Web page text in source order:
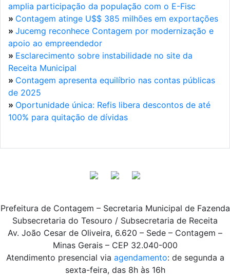
amplia participação da população com o E-Fisc
» Contagem atinge U$$ 385 milhões em exportações
» Jucemg reconhece Contagem por modernização e
apoio ao empreendedor
» Esclarecimento sobre instabilidade no site da
Receita Municipal
» Contagem apresenta equilíbrio nas contas públicas
de 2025
» Oportunidade única: Refis libera descontos de até
100% para quitação de dívidas
Prefeitura de Contagem – Secretaria Municipal de Fazenda
Subsecretaria do Tesouro / Subsecretaria de Receita
Av. João Cesar de Oliveira, 6.620 – Sede – Contagem –
Minas Gerais – CEP 32.040-000
Atendimento presencial via agendamento: de segunda a
sexta-feira, das 8h às 16h